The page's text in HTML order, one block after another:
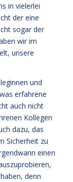
in vielerlei
der eine
sogar der
wir im
unsere
und
erfahrene
auch nicht
Kollegen
dazu, das
Sicherheit zu
einen
denn